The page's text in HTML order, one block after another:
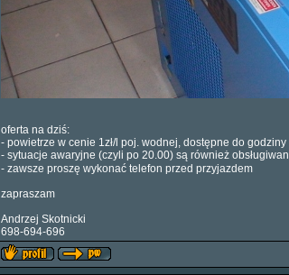
oferta na dziś:
- powietrze w cenie 1zł/l poj. wodnej, dostępne do
- sytuacje awaryjne (czyli po 20.00) są również
- zawsze proszę wykonać telefon przed przyjazdem
zapraszam
Andrzej Skotnicki
698-694-696